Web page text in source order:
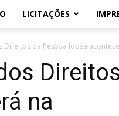
LICITAÇÕES
Direitos da Pessoa Idosa
na